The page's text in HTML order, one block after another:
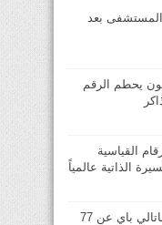
بعد
يحطم الرقم
القياسية
الذاتية عالمياً
وفاة الممثلة الفرنسية ناتالي باي عن 77